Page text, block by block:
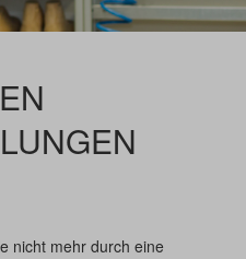
nicht mehr durch eine